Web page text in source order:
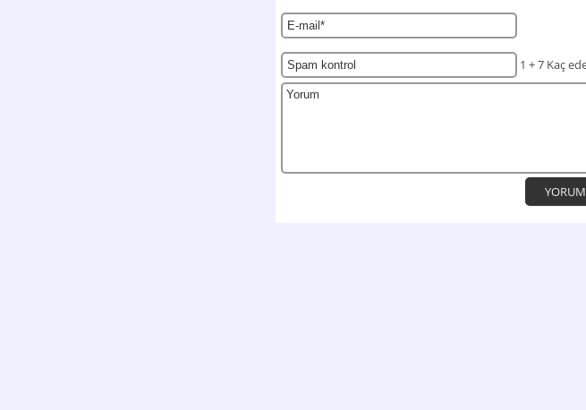
1 + 7 Kaç